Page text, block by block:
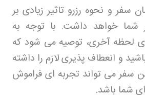
سفر و نحوه رزرو تاثیر زیادی بر
شما خواهد داشت. با توجه به
لحظه آخری، توصیه می شود که
و انعطاف پذیری لازم را داشته
سفر می تواند تجربه ای فراموش
شما باشد.